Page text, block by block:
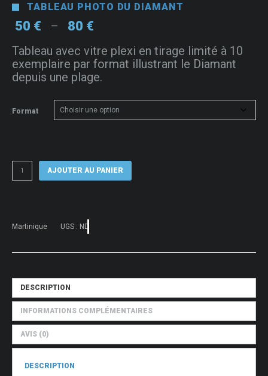
TABLEAU PHOTO DU DIAMANT
50 € – 80 €
prix :
50 €
à
Tableau avec vitre plexi en tirage limité à 10
exemplaire par format illustrant le Diamant
depuis une plage.
Format
AJOUTER AU PANIER
Martinique UGS : ND
DESCRIPTION
INFORMATIONS COMPLÉMENTAIRES
AVIS (0)
DESCRIPTION